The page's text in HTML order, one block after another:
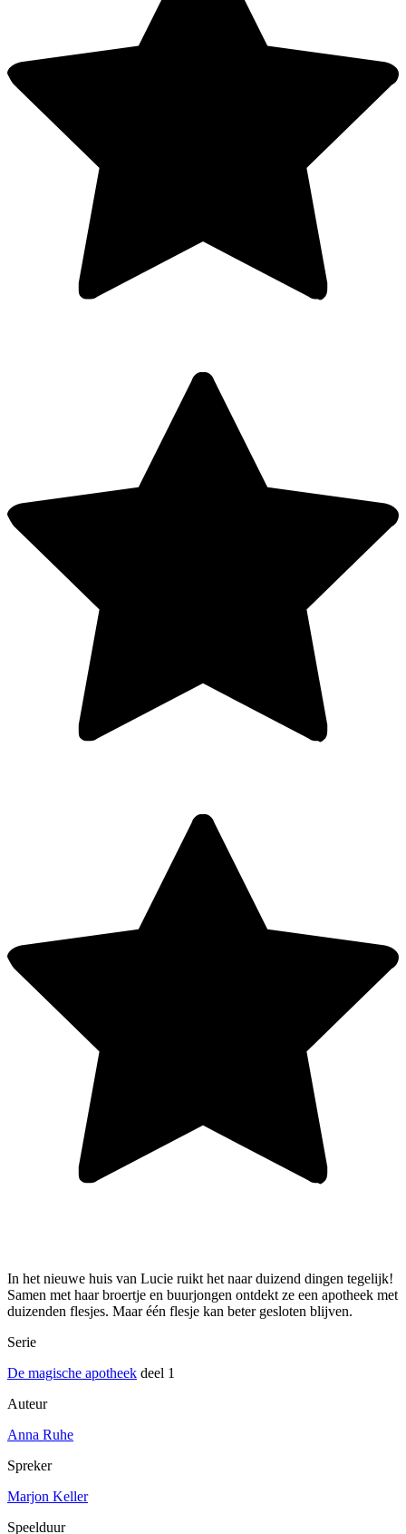
In het nieuwe huis van Lucie ruikt het naar duizend dingen tegelijk!
Samen met haar broertje en buurjongen ontdekt ze een apotheek met
duizenden flesjes. Maar één flesje kan beter gesloten blijven.
Serie
De magische apotheek deel 1
Auteur
Anna Ruhe
Spreker
Marjon Keller
Speelduur